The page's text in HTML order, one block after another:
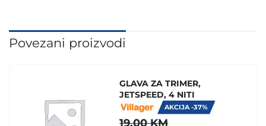
Povezani proizvodi
GLAVA ZA TRIMER,
JETSPEED, 4 NITI
AKCIJA -37%
19,00KM